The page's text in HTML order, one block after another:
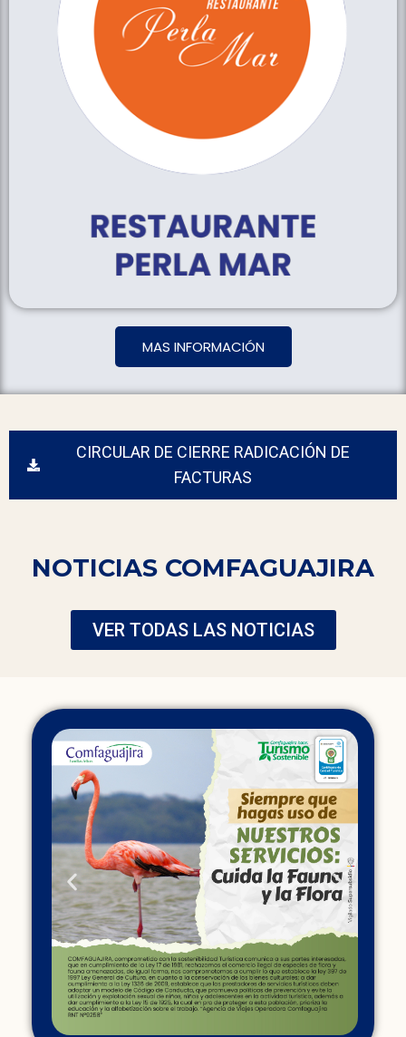
MAS INFORMACIÓN
CIRCULAR DE CIERRE RADICACIÓN DE
FACTURAS
NOTICIAS COMFAGUAJIRA
VER TODAS LAS NOTICIAS